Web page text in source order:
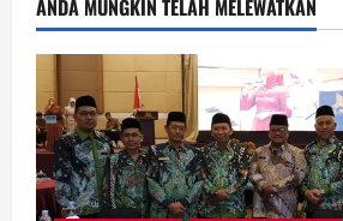
ANDA MUNGKIN TELAH MELEWATKAN